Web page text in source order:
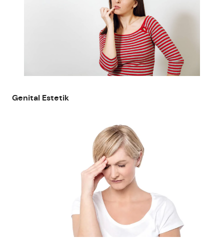
Genital Estetik